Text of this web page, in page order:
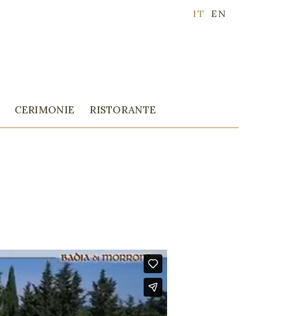
IT EN
CERIMONIE RISTORANTE